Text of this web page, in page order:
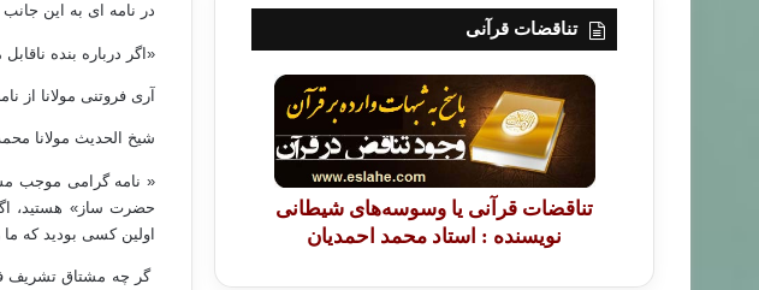
در نامه ای به این
«اگر درباره بنده
آری فروتنی مولانا
شیخ الحدیث مولانا
« نامه گرامی موجب
حضرت ساز» هستید،
اولین کسی بودید که ما
گر چه مشتاق تشریف
تناقضات قرآنی
تناقضات قرآنی یا وسوسه‌های شیطانی
نویسنده : استاد محمد احمدیان